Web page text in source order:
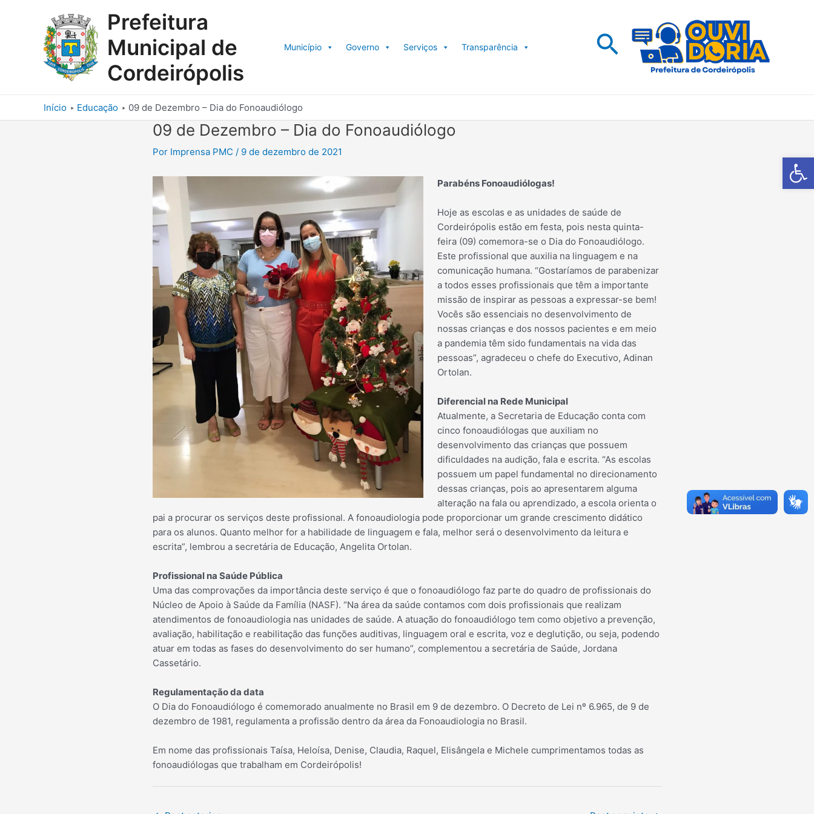
Barra de
Prefeitura
Municipal de
Cordeirópolis
Município Governo Serviços Transparência Pesquisar
Início Educação 09 de Dezembro – Dia do Fonoaudiólogo
09 de Dezembro – Dia do Fonoaudiólogo
Por Imprensa PMC / 9 de dezembro de 2021
Parabéns Fonoaudiólogas!
Hoje as escolas e as unidades de saúde de
Cordeirópolis estão em festa, pois nesta quinta-
feira (09) comemora-se o Dia do Fonoaudiólogo.
Este profissional que auxilia na linguagem e na
comunicação humana. “Gostaríamos de parabenizar
a todos esses profissionais que têm a importante
missão de inspirar as pessoas a expressar-se bem!
Vocês são essenciais no desenvolvimento de
nossas crianças e dos nossos pacientes e em meio
a pandemia têm sido fundamentais na vida das
pessoas”, agradeceu o chefe do Executivo, Adinan
Ortolan.
Diferencial na Rede Municipal
Atualmente, a Secretaria de Educação conta com
cinco fonoaudiólogas que auxiliam no
desenvolvimento das crianças que possuem
dificuldades na audição, fala e escrita. “As escolas
possuem um papel fundamental no direcionamento
dessas crianças, pois ao apresentarem alguma
alteração na fala ou aprendizado, a escola orienta o
pai a procurar os serviços deste profissional. A fonoaudiologia pode proporcionar um grande crescimento didático
para os alunos. Quanto melhor for a habilidade de linguagem e fala, melhor será o desenvolvimento da leitura e
escrita”, lembrou a secretária de Educação, Angelita Ortolan.
Profissional na Saúde Pública
Uma das comprovações da importância deste serviço é que o fonoaudiólogo faz parte do quadro de profissionais do
Núcleo de Apoio à Saúde da Família (NASF). “Na área da saúde contamos com dois profissionais que realizam
atendimentos de fonoaudiologia nas unidades de saúde. A atuação do fonoaudiólogo tem como objetivo a prevenção,
avaliação, habilitação e reabilitação das funções auditivas, linguagem oral e escrita, voz e deglutição, ou seja, podendo
atuar em todas as fases do desenvolvimento do ser humano”, complementou a secretária de Saúde, Jordana
Cassetário.
Regulamentação da data
O Dia do Fonoaudiólogo é comemorado anualmente no Brasil em 9 de dezembro. O Decreto de Lei nº 6.965, de 9 de
dezembro de 1981, regulamenta a profissão dentro da área da Fonoaudiologia no Brasil.
Em nome das profissionais Taísa, Heloísa, Denise, Claudia, Raquel, Elisângela e Michele cumprimentamos todas as
fonoaudiólogas que trabalham em Cordeirópolis!
Post